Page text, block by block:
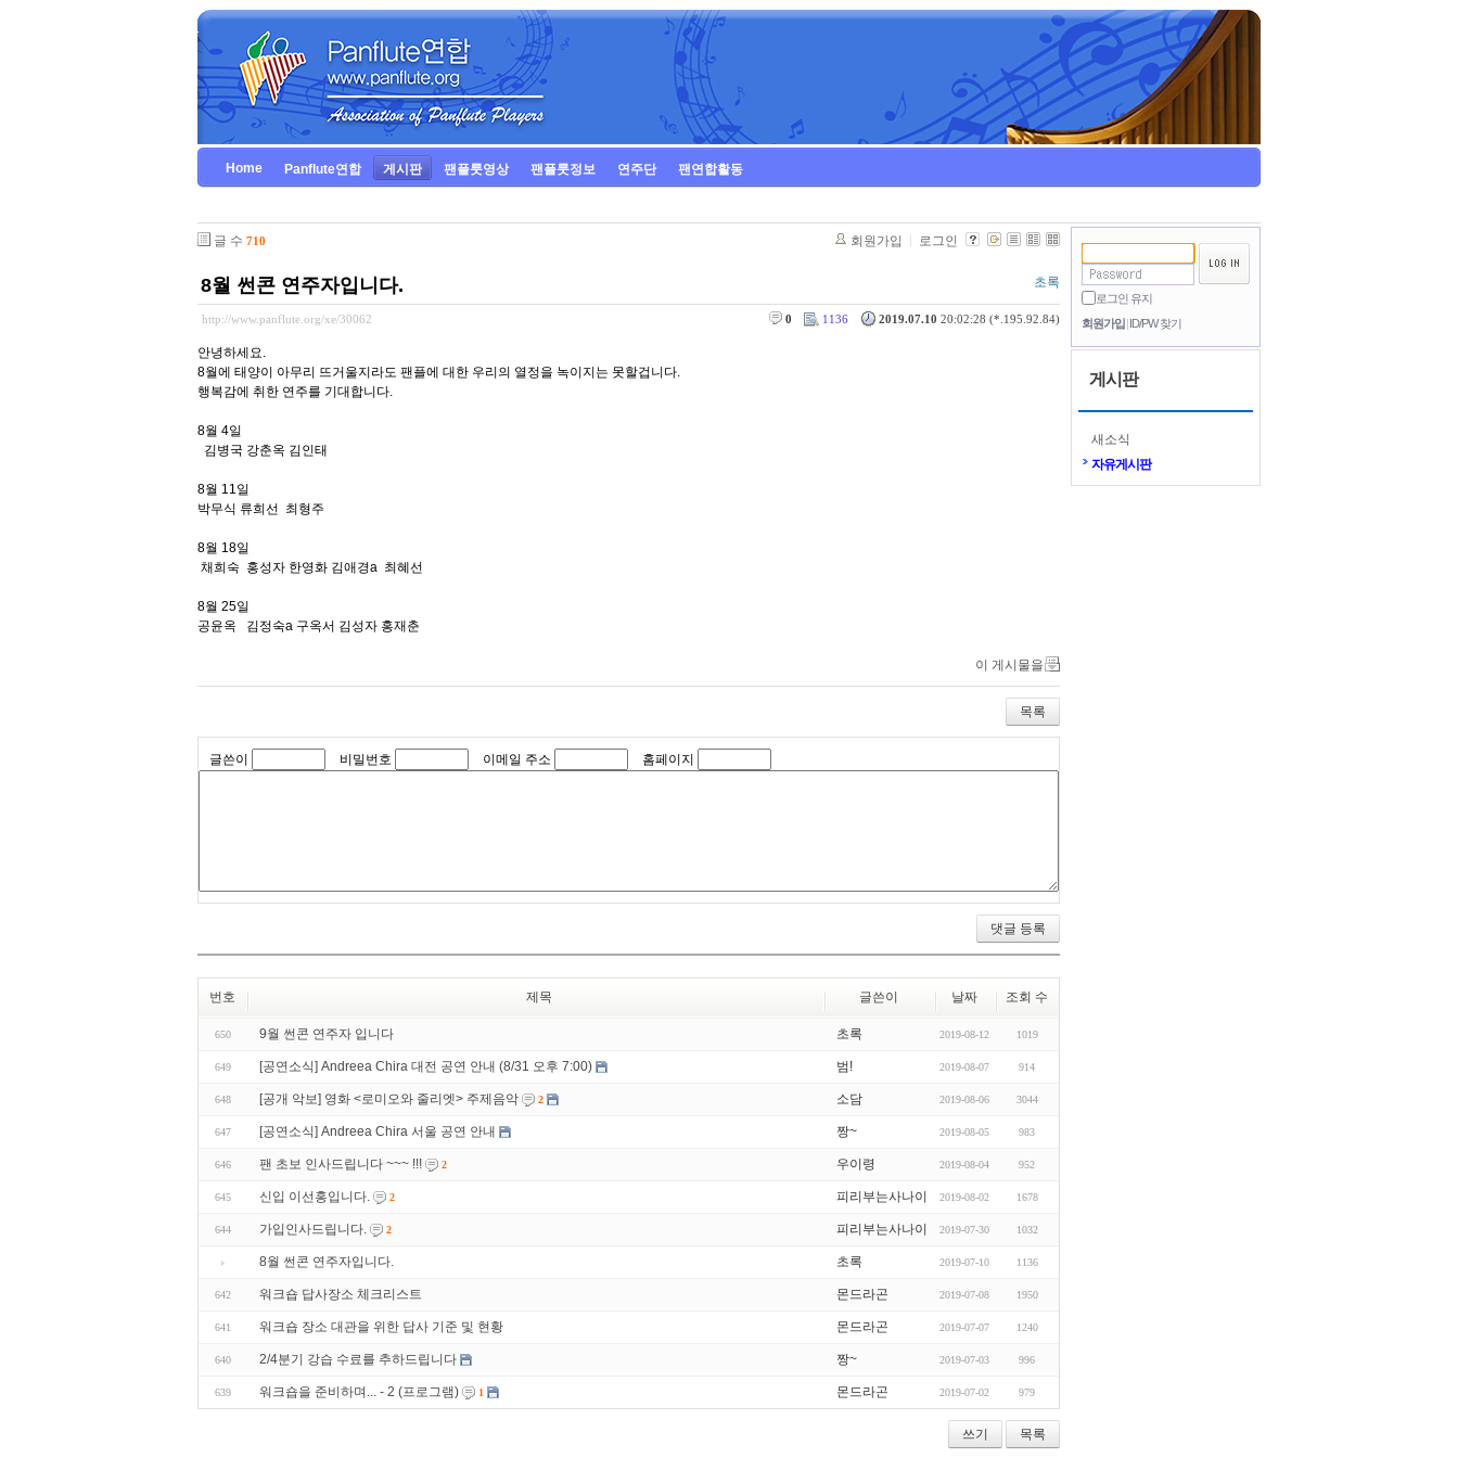
Home Panflute연합 게시판 팬플룻영상 팬플룻정보 연주단 팬연합활동
로그인 유지
회원가입 ID/PW 찾기
게시판
새소식
자유게시판
글 수 710 회원가입 로그인
8월 썬콘 연주자입니다. 초록
http://www.panflute.org/xe/30062 2019.07.10 20:02:28 (*.195.92.84)
1136
0
안녕하세요.
8월에 태양이 아무리 뜨거울지라도 팬플에 대한 우리의 열정을 녹이지는 못할겁니다.
행복감에 취한 연주를 기대합니다.
8월 4일
김병국 강춘옥 김인태
8월 11일
박무식 류희선 최형주
8월 18일
채희숙 홍성자 한영화 김애경a 최혜선
8월 25일
공윤옥 김정숙a 구옥서 김성자 홍재춘
이 게시물을
목록
글쓴이 비밀번호 이메일 주소 홈페이지
번호 제목 글쓴이 날짜 조회 수
650 9월 썬콘 연주자 입니다 초록 2019-08-12 1019
649 [공연소식] Andreea Chira 대전 공연 안내 (8/31 오후 7:00) 범! 2019-08-07 914
648 [공개 악보] 영화 <로미오와 줄리엣> 주제음악 2 소담 2019-08-06 3044
647 [공연소식] Andreea Chira 서울 공연 안내 짱~ 2019-08-05 983
646 팬 초보 인사드립니다 ~~~ !!! 2 우이령 2019-08-04 952
645 신입 이선홍입니다. 2 피리부는사나이 2019-08-02 1678
644 가입인사드립니다. 2 피리부는사나이 2019-07-30 1032
8월 썬콘 연주자입니다. 초록 2019-07-10 1136
642 워크숍 답사장소 체크리스트 몬드라곤 2019-07-08 1950
641 워크숍 장소 대관을 위한 답사 기준 및 현황 몬드라곤 2019-07-07 1240
640 2/4분기 강습 수료를 추하드립니다 짱~ 2019-07-03 996
639 워크숍을 준비하며... - 2 (프로그램) 1 몬드라곤 2019-07-02 979
쓰기 목록